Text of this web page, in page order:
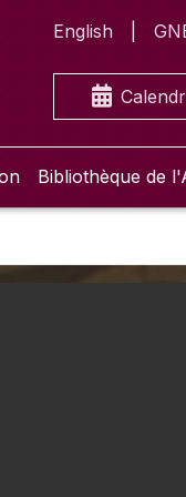
English
Bibliothèque de